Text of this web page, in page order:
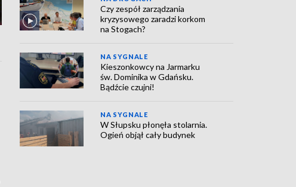
Czy zespół zarządzania
kryzysowego zaradzi korkom
na Stogach?
NA SYGNALE
Kieszonkowcy na Jarmarku
św. Dominika w Gdańsku.
Bądźcie czujni!
NA SYGNALE
W Słupsku płonęła stolarnia.
Ogień objął cały budynek